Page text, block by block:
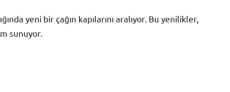
yeni bir çağın kapılarını aralıyor. Bu yenilikler,
sunuyor.